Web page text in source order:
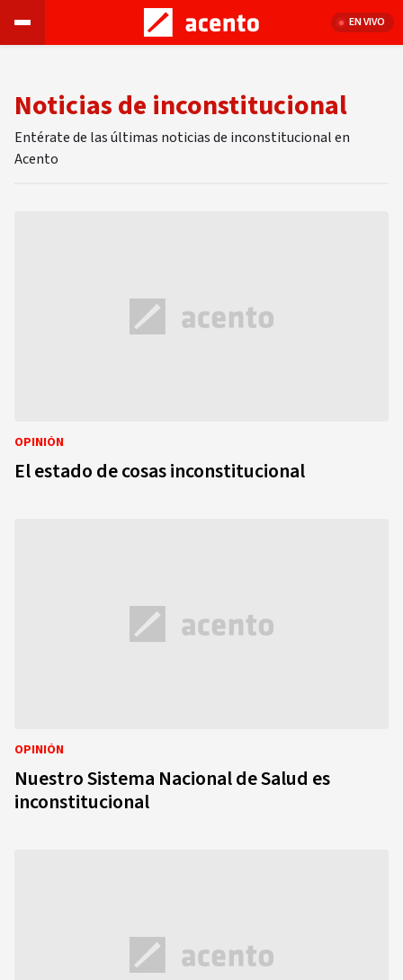
EN VIVO
Noticias de inconstitucional
Entérate de las últimas noticias de inconstitucional en
Acento
OPINIÓN
El estado de cosas inconstitucional
OPINIÓN
Nuestro Sistema Nacional de Salud es
inconstitucional